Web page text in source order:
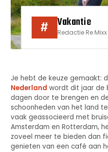
# Vakantie
Redactie Re Mixx
Je hebt de keuze gemaakt:
Nederland wordt dit jaar de
dagen door te brengen en
schoonheden van het land
vaak geassocieerd met
Amsterdam en Rotterdam,
zoveel meer te bieden dan
genieten van een café aan